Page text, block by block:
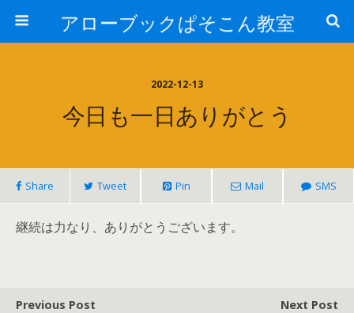
アローブックぱそこん教室
2022-12-13
今日も一日ありがとう
Share Tweet Pin Mail SMS
継続は力なり、ありがとうございます。
Previous Post
Next Post